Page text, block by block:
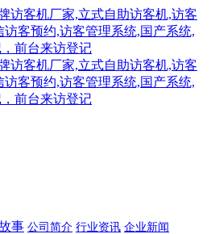
事 公司简介 行业资讯 企业新闻